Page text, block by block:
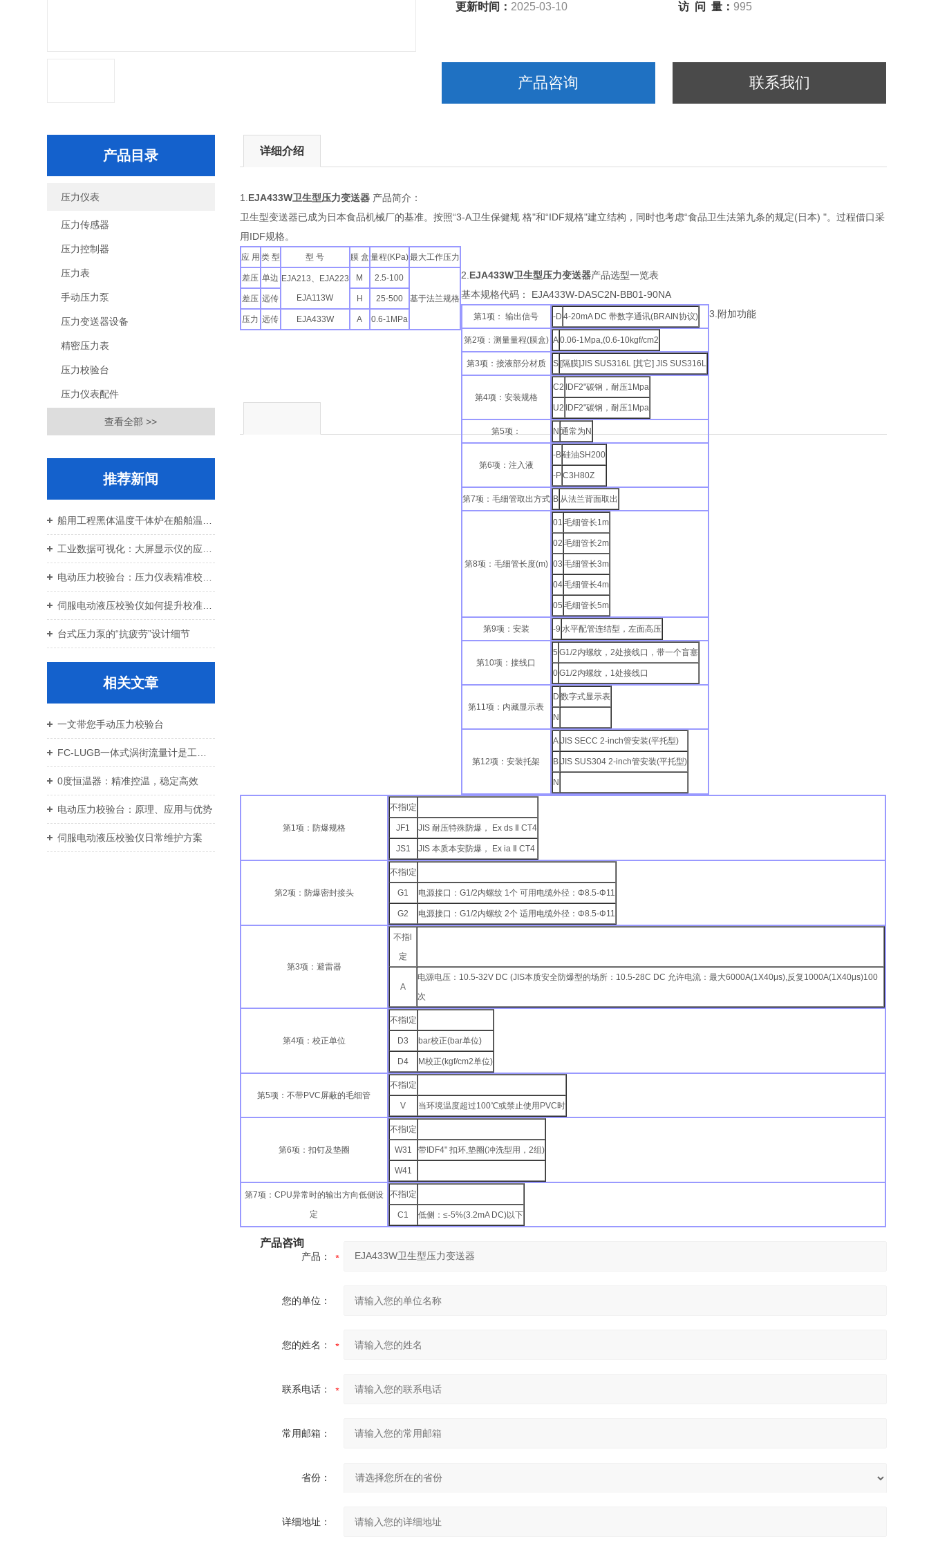
更新时间： 2025-03-10 访 问 量： 995
产品咨询 联系我们
产品目录
压力仪表
压力传感器
压力控制器
压力表
手动压力泵
压力变送器设备
精密压力表
压力校验台
压力仪表配件
查看全部 >>
推荐新闻
伺服电动液压校验仪如何提升校准效率与重复性
台式压力泵的“抗疲劳”设计细节
相关文章
一文带您手动压力校验台
0度恒温器：精准控温，稳定高效
电动压力校验台：原理、应用与优势
伺服电动液压校验仪日常维护方案
详细介绍
1. EJA433W卫生型压力变送器产品简介：
卫生型变送器已成为日本食品机械厂的基准。按照“3-A卫生保健规 格"和“IDF规格"建立结构，同时也考虑“食品卫生法第九条的规定(日本) "。过程借口采
用IDF规格。
应 用 类 型 型 号 膜 盒 量程(KPa)最大工作压力
差压 单边 EJA213、EJA223
EJA113W
M 2.5-100
基于法兰规格
差压 远传 H 25-500
压力 远传 EJA433W A 0.6-1MPa
2. EJA433W卫生型压力变送器产品选型一览表
基本规格代码： EJA433W-DASC2N-BB01-90NA
第1项： 输出信号 -D 4-20mA DC 带数字通讯(BRAIN协议)
第2项：测量量程(膜盒) A0.06-1Mpa,(0.6-10kgf/cm2
第3项：接液部分材质 S [隔膜]JIS SUS316L [其它] JIS SUS316L
第4项：安装规格
C2 IDF2"碳钢，耐压1Mpa
U2 IDF2"碳钢，耐压1Mpa
第5项： N 通常为N
第6项：注入液
-B硅油SH200
-PC3H80Z
第7项：毛细管取出方式 B 从法兰背面取出
第8项：毛细管长度(m)
01 毛细管长1m
02 毛细管长2m
03 毛细管长3m
04毛细管长4m
05 毛细管长5m
第9项：安装 -9 水平配管连结型，左面高压
第10项：接线口
5 G1/2内螺纹，2处接线口，带一个盲塞
0G1/2内螺纹，1处接线口
第11项：内藏显示表
D 数字式显示表
N
第12项：安装托架
A JIS SECC 2-inch管安装(平托型)
B JIS SUS304 2-inch管安装(平托型)
N
3.附加功能
第1项：防爆规格
不指l定
JF1 JIS 耐压特殊防爆， Ex ds Ⅱ CT4
JS1 JIS 本质本安防爆， Ex ia Ⅱ CT4
第2项：防爆密封接头
不指l定
G1 电源接口：G1/2内螺纹 1个 可用电缆外径：Φ8.5-Φ11
G2 电源接口：G1/2内螺纹 2个 适用电缆外径：Φ8.5-Φ11
第3项：避雷器
不指l
定
A
电源电压：10.5-32V DC (JIS本质安全防爆型的场所：10.5-28C DC 允许电流：最大6000A(1X40μs),反复1000A(1X40μs)100
次
第4项：校正单位
不指l定
D3 bar校正(bar单位)
D4 M校正(kgf/cm2单位)
第5项：不带PVC屏蔽的毛细管
不指l定
V 当环境温度超过100℃或禁止使用PVC时
第6项：扣钉及垫圈
不指l定
W31 带IDF4" 扣环,垫圈(冲洗型用，2组)
W41
第7项：CPU异常时的输出方向低侧设
定
不指l定
C1 低侧：≤-5%(3.2mA DC)以下
产品咨询
产品：
您的单位：
您的姓名：
联系电话：
常用邮箱：
省份：
详细地址：